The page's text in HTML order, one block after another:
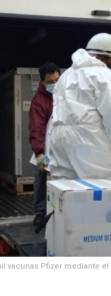
vacunas Pfizer mediante